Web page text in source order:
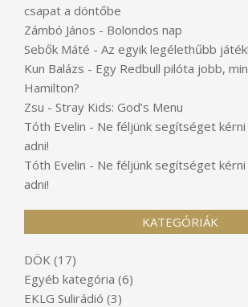
csapat a döntőbe
Zámbó János - Bolondos nap
Sebők Máté - Az egyik legélethűbb játék!
Kun Balázs - Egy Redbull pilóta jobb,
Hamilton?
Zsu - Stray Kids: God’s Menu
Tóth Evelin - Ne féljünk segítséget
adni!
Tóth Evelin - Ne féljünk segítséget
adni!
KATEGÓRIÁK
DÖK (17)
Egyéb kategória (6)
EKLG Sulirádió (3)